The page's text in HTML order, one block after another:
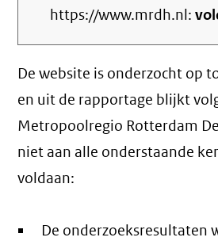
https://www.mrdh.nl:
De website is onderzocht op
en uit de rapportage blijkt
Metropoolregio Rotterdam
niet aan alle onderstaande
voldaan:
De onderzoeksresultaten